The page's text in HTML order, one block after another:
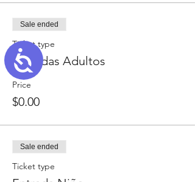
Accessibility
Sale ended
Ticket type
Entradas Adultos
Price
$0.00
Sale ended
Ticket type